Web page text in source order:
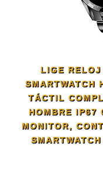
LIGE RELOJ
SMARTWATCH
TÁCTIL
HOMBRE IP67
MONITOR,